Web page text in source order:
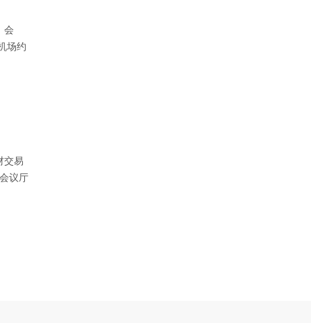
会
场约
交易
议厅